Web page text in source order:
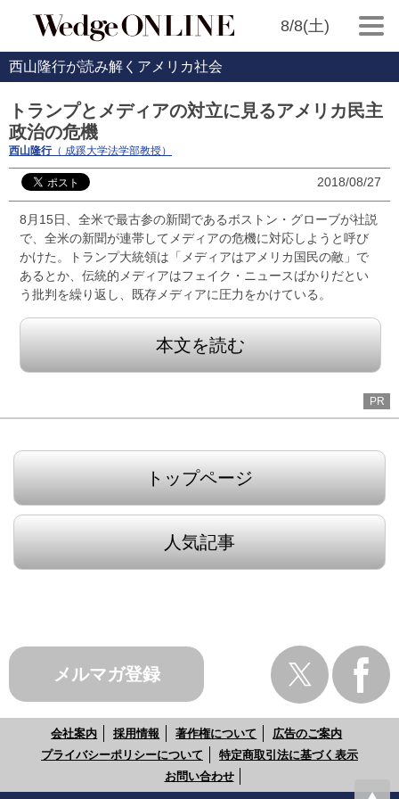
8/8(土)
西山隆行が読み解くアメリカ社会
トランプとメディアの対立に見るアメリカ民主
政治の危機
西山隆行（ 成蹊大学法学部教授）
2018/08/27
8月15日、全米で最古参の新聞であるボストン・グローブが社説
で、全米の新聞が連帯してメディアの危機に対応しようと呼び
かけた。トランプ大統領は「メディアはアメリカ国民の敵」で
あるとか、伝統的メディアはフェイク・ニュースばかりだとい
う批判を繰り返し、既存メディアに圧力をかけている。
本文を読む
PR
トップページ
人気記事
メルマガ登録
会社案内 採用情報 著作権について
広告のご案内
プライバシーポリシーについて
特定商取引法に基づく表示
お問い合わせ